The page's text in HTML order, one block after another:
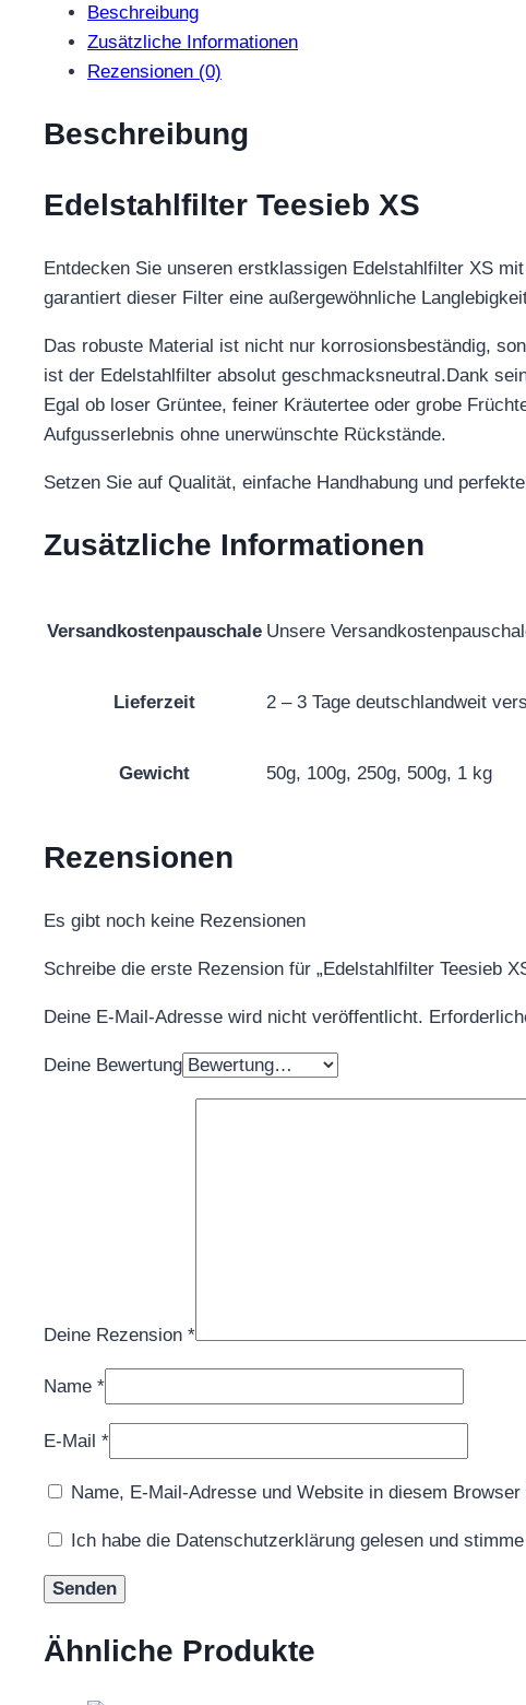
Beschreibung
Zusätzliche Informationen
Rezensionen (0)
Beschreibung
Edelstahlfilter Teesieb XS
Entdecken Sie unseren erstklassigen Edelstahlfilter XS
garantiert dieser Filter eine außergewöhnliche
Das robuste Material ist nicht nur korrosionsbeständig,
ist der Edelstahlfilter absolut geschmacksneutral.Dank
Egal ob loser Grüntee, feiner Kräutertee oder grobe
Aufgusserlebnis ohne unerwünschte Rückstände.
Setzen Sie auf Qualität, einfache Handhabung und
Zusätzliche Informationen
Versandkostenpauschale Unsere
Lieferzeit 2 – 3 Tage deutschlandweit
Gewicht 50g, 100g, 250g, 500g, 1 kg
Rezensionen
Es gibt noch keine Rezensionen
Schreibe die erste Rezension für „Edelstahlfilter Teesieb
Deine E-Mail-Adresse wird nicht veröffentlicht.
Deine Bewertung
Deine Rezension *
Name *
E-Mail *
Name, E-Mail-Adresse und Website in diesem
Ich habe die Datenschutzerklärung gelesen und
Ähnliche Produkte